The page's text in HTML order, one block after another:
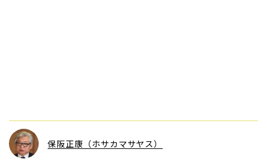
保阪正康（ホサカマサヤス）